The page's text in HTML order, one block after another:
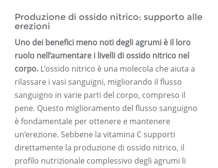
Produzione di ossido nitrico: supporto alle
erezioni
Uno dei benefici meno noti degli agrumi è il loro
ruolo nell’aumentare i livelli di ossido nitrico nel
corpo. L'ossido nitrico è una molecola che aiuta a
rilassare i vasi sanguigni, migliorando il flusso
sanguigno in varie parti del corpo, compreso il
pene. Questo miglioramento del flusso sanguigno
è fondamentale per ottenere e mantenere
un’erezione. Sebbene la vitamina C supporti
direttamente la produzione di ossido nitrico, il
profilo nutrizionale complessivo degli agrumi li